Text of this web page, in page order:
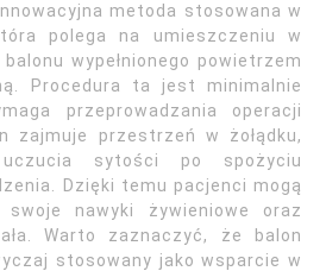
metoda stosowana w
polega na umieszczeniu w
wypełnionego powietrzem
Procedura ta jest minimalnie
przeprowadzania operacji
zajmuje przestrzeń w żołądku,
sytości po spożyciu
Dzięki temu pacjenci mogą
swoje nawyki żywieniowe oraz
Warto zaznaczyć, że balon
stosowany jako wsparcie w